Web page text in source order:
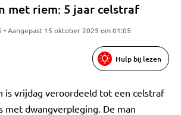
met riem: 5 jaar celstraf
• Aangepast 15 oktober 2025 om 01:05
Hulp bij lezen
is vrijdag veroordeeld tot een celstraf
met dwangverpleging. De man